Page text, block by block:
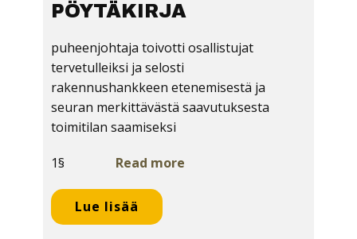
PÖYTÄKIRJA
puheenjohtaja toivotti osallistujat
tervetulleiksi ja selosti
rakennushankkeen etenemisestä ja
seuran merkittävästä saavutuksesta
toimitilan saamiseksi
1§ Read more
Lue lisää